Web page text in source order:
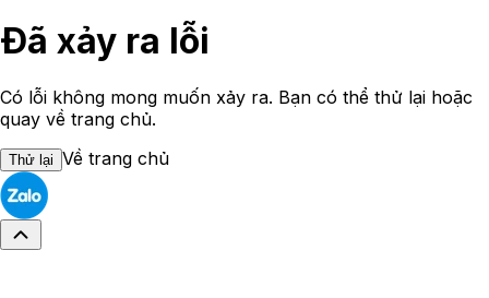
Đã xảy ra lỗi
Có lỗi không mong muốn xảy ra. Bạn có thể thử lại hoặc
quay về trang chủ.
Thử lại Về trang chủ